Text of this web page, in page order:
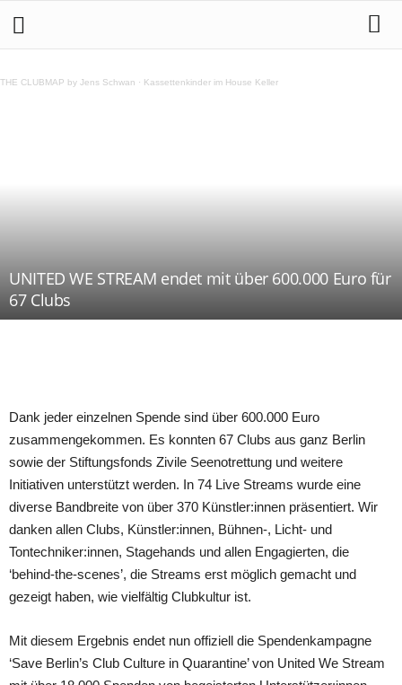
THE CLUBMAP by Jens Schwan · Kassettenkinder im House Keller
UNITED WE STREAM endet mit über 600.000 Euro für
67 Clubs
Dank jeder einzelnen Spende sind über 600.000 Euro
zusammengekommen. Es konnten 67 Clubs aus ganz Berlin
sowie der Stiftungsfonds Zivile Seenotrettung und weitere
Initiativen unterstützt werden. In 74 Live Streams wurde eine
diverse Bandbreite von über 370 Künstler:innen präsentiert. Wir
danken allen Clubs, Künstler:innen, Bühnen-, Licht- und
Tontechniker:innen, Stagehands und allen Engagierten, die
‘behind-the-scenes’, die Streams erst möglich gemacht und
gezeigt haben, wie vielfältig Clubkultur ist.
Mit diesem Ergebnis endet nun offiziell die Spendenkampagne
‘Save Berlin’s Club Culture in Quarantine’ von United We Stream